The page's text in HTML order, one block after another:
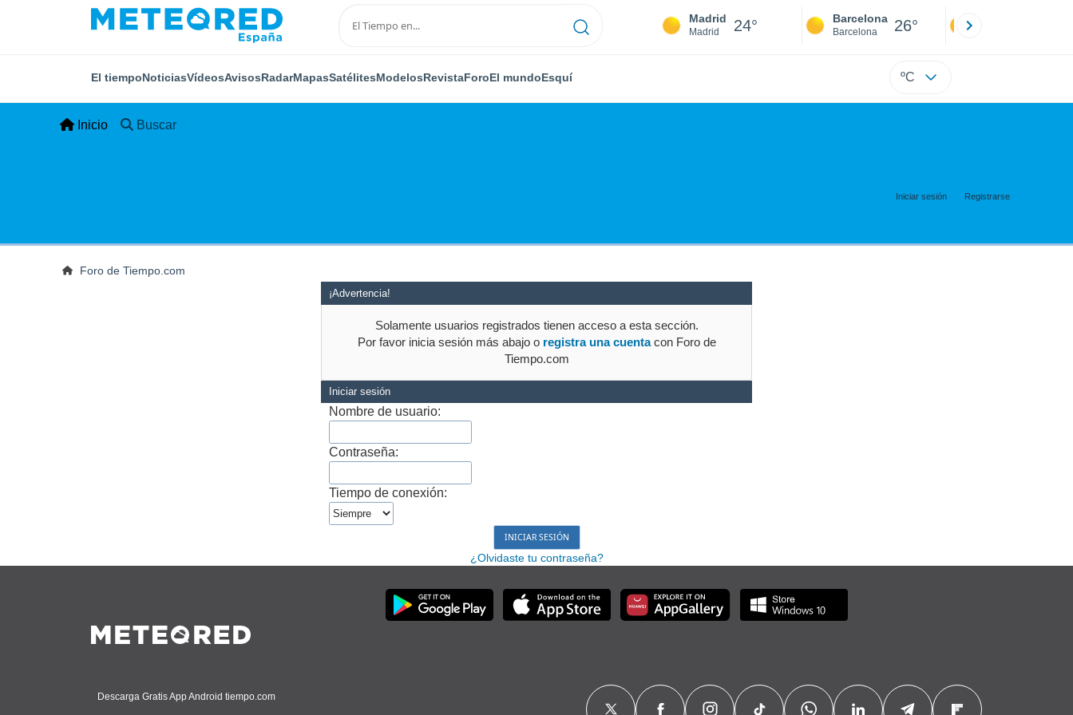
Madrid
Madrid 24° Barcelona
Barcelona 26°
El tiempoNoticiasVídeosAvisosRadarMapasSatélitesModelosRevistaForoEl mundoEsquí ºC
Inicio Buscar
Iniciar sesión Registrarse
Foro de Tiempo.com
¡Advertencia!
Solamente usuarios registrados tienen acceso a esta sección.
Por favor inicia sesión más abajo o registra una cuentacon Foro de
Tiempo.com
Iniciar sesión
Nombre de usuario:
Contraseña:
Tiempo de conexión:
¿Olvidaste tu contraseña?
Descarga Gratis App Android tiempo.com